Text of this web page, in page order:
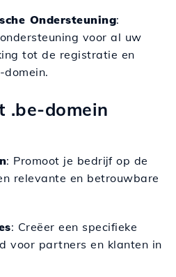
Ondersteuning:
voor al uw
tot de registratie en
.be-domein
: Promoot je bedrijf op de
relevante en betrouwbare
: Creëer een specifieke
voor partners en klanten in